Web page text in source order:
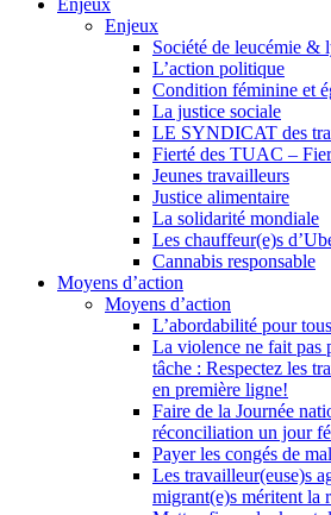
Enjeux
Enjeux
Société de leucémie &
L’action politique
Condition féminine et
La justice sociale
LE SYNDICAT des
Fierté des TUAC –
Jeunes travailleurs
Justice alimentaire
La solidarité mondiale
Les chauffeur(e)s
Cannabis responsable
Moyens d’action
Moyens d’action
L’abordabilité pour tous
La violence ne fait pas
tâche : Respectez les
en première ligne!
Faire de la Journée
réconciliation un jour
Payer les congés de
Les travailleur(euse)s
migrant(e)s méritent la